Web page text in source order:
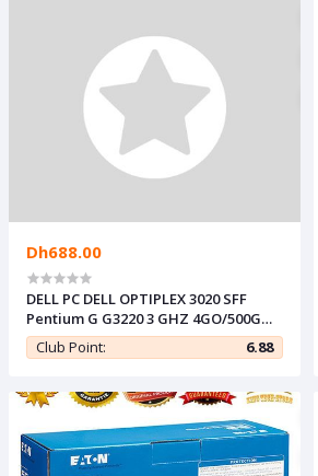
Dh688.00
DELL PC DELL OPTIPLEX 3020 SFF
Pentium G G3220 3 GHZ 4GO/500GO -
Remis à Neuf
Club Point: 6.88